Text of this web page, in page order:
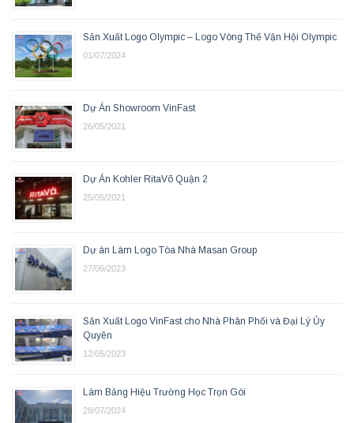
Sản Xuất Logo Olympic – Logo Vòng Thế Vận Hội Olympic
01/07/2024
Dự Án Showroom VinFast
26/05/2021
Dự Án Kohler RitaVõ Quận 2
25/05/2021
Dự án Làm Logo Tòa Nhà Masan Group
27/06/2023
Sản Xuất Logo VinFast cho Nhà Phân Phối và Đại Lý Ủy
Quyền
12/05/2023
Làm Bảng Hiệu Trường Học Trọn Gói
28/07/2024